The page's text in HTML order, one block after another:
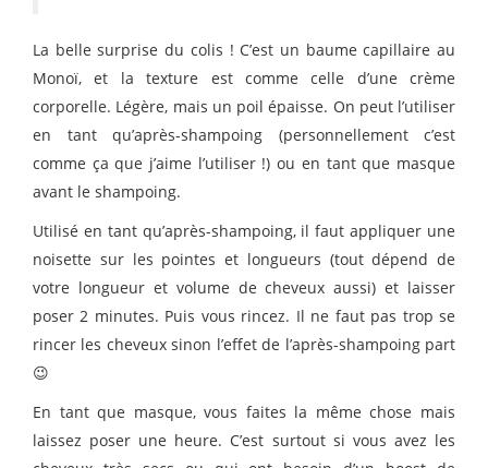
La belle surprise du colis ! C’est un baume capillaire au
Monoï, et la texture est comme celle d’une crème
corporelle. Légère, mais un poil épaisse. On peut l’utiliser
en tant qu’après-shampoing (personnellement c’est
comme ça que j’aime l’utiliser !) ou en tant que masque
avant le shampoing.
Utilisé en tant qu’après-shampoing, il faut appliquer une
noisette sur les pointes et longueurs (tout dépend de
votre longueur et volume de cheveux aussi) et laisser
poser 2 minutes. Puis vous rincez. Il ne faut pas trop se
rincer les cheveux sinon l’effet de l’après-shampoing part
😉
En tant que masque, vous faites la même chose mais
laissez poser une heure. C’est surtout si vous avez les